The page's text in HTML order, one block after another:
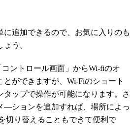
に追加できるので、お気に入りのも
う。
コントロール画面」からWi-fiのオ
とができますが、Wi-Fiのショート
タップで操作が可能になります。さ
―ションを追加すれば、場所によっ
切り替えることもできて便利で